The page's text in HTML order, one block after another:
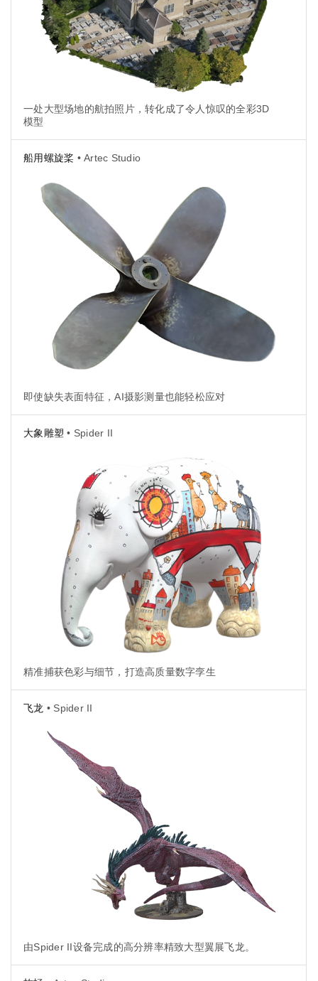
一处大型场地的航拍照片，转化成了令人惊叹的全彩3D
模型
船用螺旋桨 • Artec Studio
即使缺失表面特征，AI摄影测量也能轻松应对
大象雕塑 • Spider II
精准捕获色彩与细节，打造高质量数字孪生
飞龙 • Spider II
由Spider II设备完成的高分辨率精致大型翼展飞龙。